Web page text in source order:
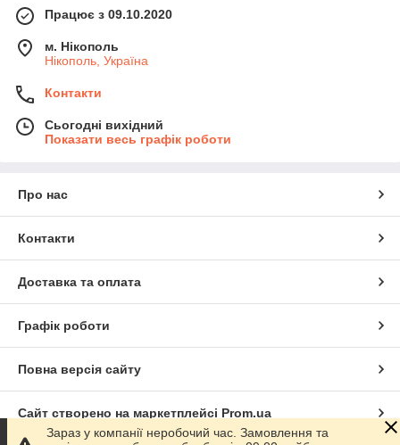
Працює з 09.10.2020
м. Нікополь
Нікополь, Україна
Контакти
Сьогодні вихідний
Показати весь графік роботи
Про нас
Контакти
Доставка та оплата
Графік роботи
Повна версія сайту
Сайт створено на маркетплейсі Prom.ua
Зараз у компанії неробочий час. Замовлення та